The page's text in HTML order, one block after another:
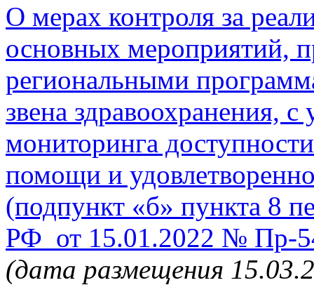
О мерах контроля за
основных мероприятий,
региональными
звена здравоохранения,
мониторинга
помощи и
(подпункт «б» пункта 8
РФ от 15.01.2022 № Пр-
(дата размещения